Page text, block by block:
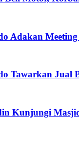
Adakan
Tawarkan Jual
Kunjungi